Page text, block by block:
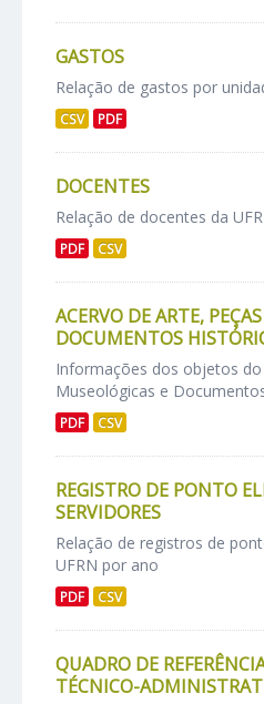
GASTOS
Relação de gastos por
CSV PDF
DOCENTES
Relação de docentes da
PDF CSV
ACERVO DE ARTE,
DOCUMENTOS
Informações dos objetos
Museológicas e
PDF CSV
REGISTRO DE PONTO
SERVIDORES
Relação de registros de
UFRN por ano
PDF CSV
QUADRO DE
TÉCNICO-